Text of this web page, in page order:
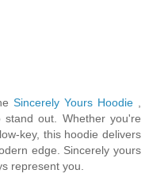
Sincerely Yours Hoodie
out. Whether you're
key, this hoodie delivers
edge. Sincerely yours
represent you.